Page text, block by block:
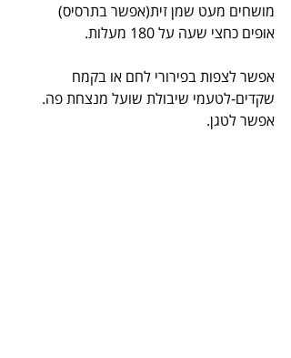
מושחים מעט שמן זית(אפשר בתרסיס)
אופים כחצי שעה על 180 מעלות.
אפשר לצפות בפירורי לחם או בקמח
שקדים-לטעמי שיבולת שועל מנצחת פה.
אפשר לטגן.